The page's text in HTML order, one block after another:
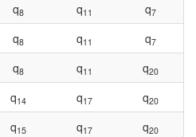
q8 q11 q7
q8 q11 q7
q8 q11 q20
q14 q17 q20
q15 q17 q20